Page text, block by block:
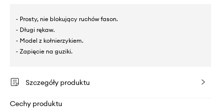
- Prosty, nie blokujący ruchów fason.
- Długi rękaw.
- Model z kołnierzykiem.
- Zapięcie na guziki.
Szczegóły produktu
Cechy produktu